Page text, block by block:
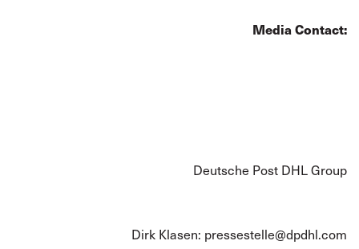
Media Contact:
Deutsche Post DHL Group
Dirk Klasen: pressestelle@dpdhl.com